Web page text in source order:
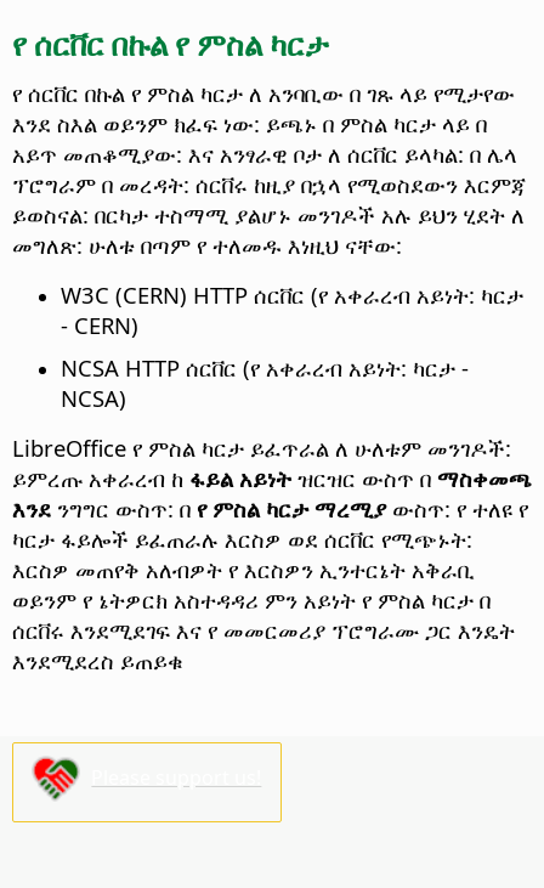
የ ሰርቨር በኩል የ ምስል ካርታ
የ ሰርቨር በኩል የ ምስል ካርታ ለ አንባቢው በ ገጹ ላይ የሚታየው
እንደ ስእል ወይንም ክፈፍ ነው: ይጫኑ በ ምስል ካርታ ላይ በ
አይጥ መጠቆሚያው: እና አንፃራዊ ቦታ ለ ሰርቨር ይላካል: በ ሌላ
ፕሮግራም በ መረዳት: ሰርቨሩ ከዚያ በኋላ የሚወስደውን እርምጃ
ይወስናል: በርካታ ተስማሚ ያልሆኑ መንገዶች አሉ ይህን ሂደት ለ
መግለጽ: ሁለቱ በጣም የ ተለመዱ እነዚህ ናቸው:
W3C (CERN) HTTP ሰርቨር (የ አቀራረብ አይነት: ካርታ
- CERN)
NCSA HTTP ሰርቨር (የ አቀራረብ አይነት: ካርታ -
NCSA)
LibreOffice የ ምስል ካርታ ይፈጥራል ለ ሁለቱም መንገዶች:
ይምረጡ አቀራረብ ከ ፋይል አይነት ዝርዝር ውስጥ በ ማስቀመጫ
እንደ ንግግር ውስጥ: በ የ ምስል ካርታ ማረሚያ ውስጥ: የ ተለዩ የ
ካርታ ፋይሎች ይፈጠራሉ እርስዎ ወደ ሰርቨር የሚጭኑት:
እርስዎ መጠየቅ አለብዎት የ እርስዎን ኢንተርኔት አቅራቢ
ወይንም የ ኔትዎርክ አስተዳዳሪ ምን አይነት የ ምስል ካርታ በ
ሰርቨሩ እንደሚደገፍ እና የ መመርመሪያ ፕሮግራሙ ጋር እንዴት
እንደሚደረስ ይጠይቁ